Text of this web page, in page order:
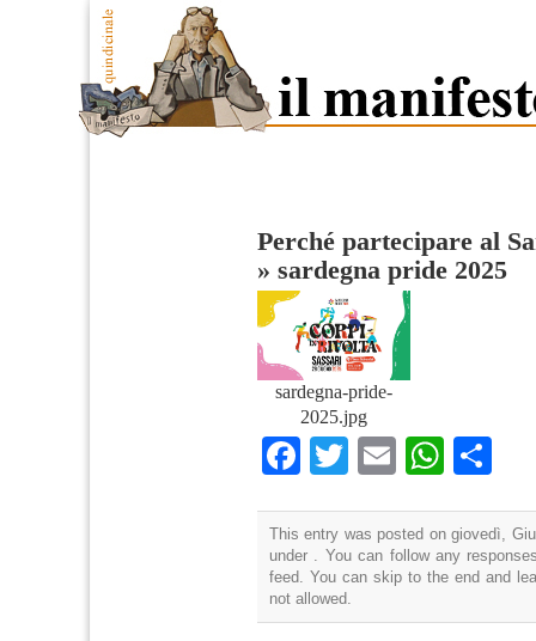
Perché partecipare al
» sardegna pride 2025
sardegna-pride-
2025.jpg
Facebook
TwitterEmail
This entry was posted on giovedì,
under . You can follow any
feed. You can skip to the end and
not allowed.